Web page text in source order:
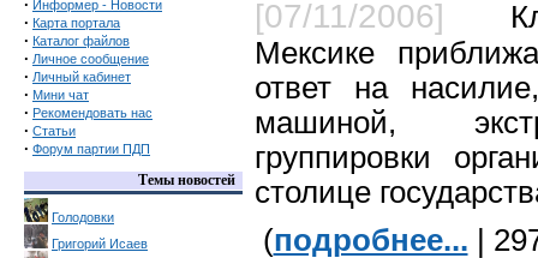
· Информер - Новости
· Карта портала
· Каталог файлов
· Личное сообщение
· Личный кабинет
· Мини чат
· Рекомендовать нас
· Статьи
· Форум партии ПДП
Темы новостей
Голодовки
Григорий Исаев
[07/11/2006]
Мексике
ответ на
машиной,
группировки
столице
(подробнее... |